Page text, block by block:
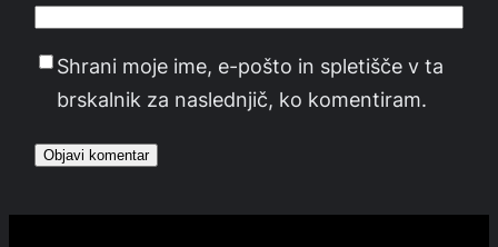
Shrani moje ime, e-pošto in spletišče v ta
brskalnik za naslednjič, ko komentiram.